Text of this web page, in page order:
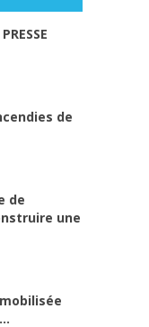
de
de
une